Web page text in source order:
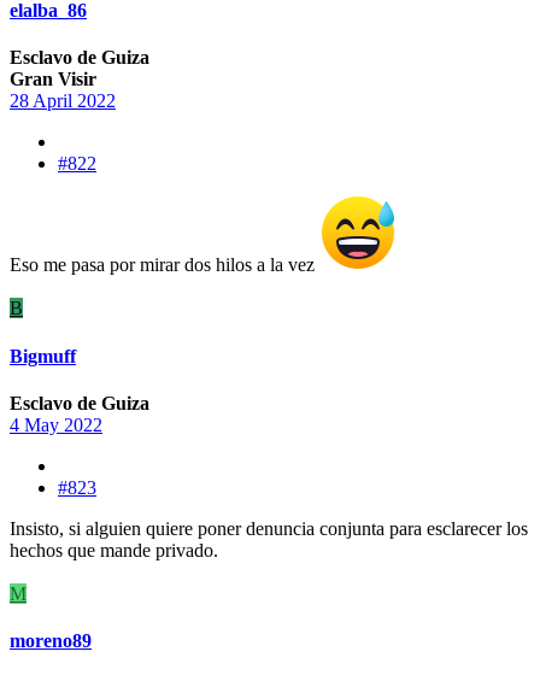
elalba_86
Esclavo de Guiza
Gran Visir
28 April 2022
#822
Eso me pasa por mirar dos hilos a la vez
B
Bigmuff
Esclavo de Guiza
4 May 2022
#823
Insisto, si alguien quiere poner denuncia conjunta para esclarecer los
hechos que mande privado.
M
moreno89